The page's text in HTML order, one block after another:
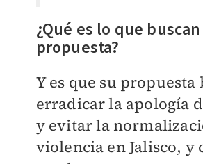
¿Qué es lo que
propuesta?
Y es que su propuesta
erradicar la apología
y evitar la
violencia en Jalisco, y